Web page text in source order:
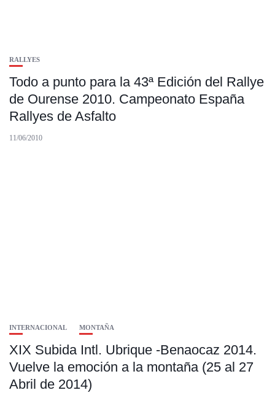
RALLYES
Todo a punto para la 43ª Edición del Rallye
de Ourense 2010. Campeonato España
Rallyes de Asfalto
11/06/2010
INTERNACIONAL MONTAÑA
XIX Subida Intl. Ubrique -Benaocaz 2014.
Vuelve la emoción a la montaña (25 al 27
Abril de 2014)